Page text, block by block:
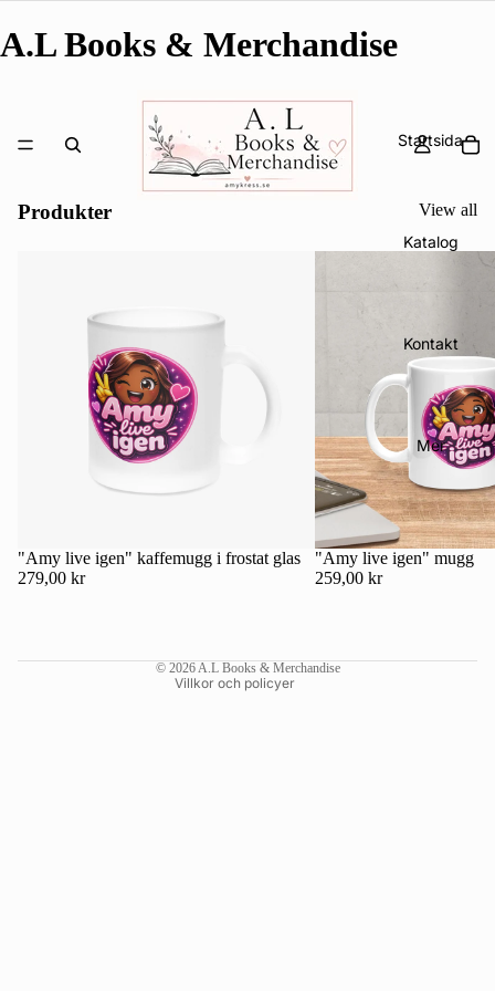
A.L Books & Merchandise
Startsida
Katalog
Kontakt
Mer
Produkter View all
"Amy live igen" kaffemugg i frostat glas
279,00 kr
"Amy live igen" mugg
259,00 kr
© 2026A.L Books & Merchandise
Villkor och policyer
Integritetspolicy
Återbetalningspolicy